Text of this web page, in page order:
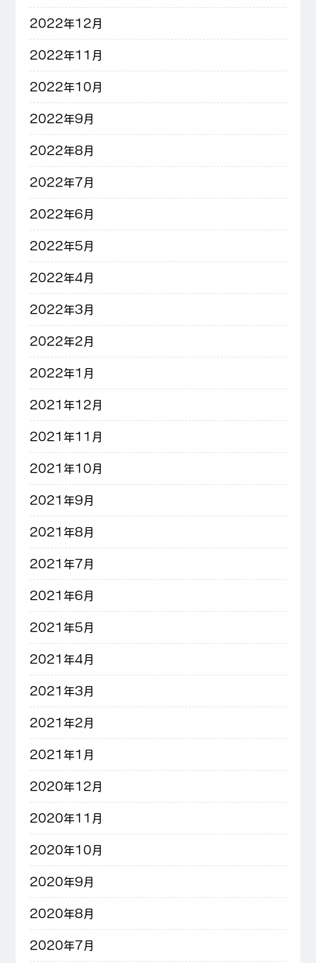
2022年12月
2022年11月
2022年10月
2022年9月
2022年8月
2022年7月
2022年6月
2022年5月
2022年4月
2022年3月
2022年2月
2022年1月
2021年12月
2021年11月
2021年10月
2021年9月
2021年8月
2021年7月
2021年6月
2021年5月
2021年4月
2021年3月
2021年2月
2021年1月
2020年12月
2020年11月
2020年10月
2020年9月
2020年8月
2020年7月